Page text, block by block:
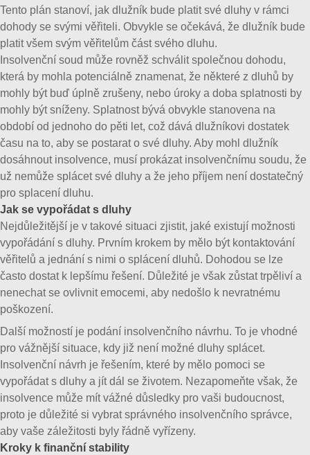
Tento plán stanoví, jak dlužník bude platit své dluhy v rámci
dohody se svými věřiteli. Obvykle se očekává, že dlužník bude
platit všem svým věřitelům část svého dluhu.
Insolvenční soud může rovněž schválit společnou dohodu,
která by mohla potenciálně znamenat, že některé z dluhů by
mohly být buď úplně zrušeny, nebo úroky a doba splatnosti by
mohly být sníženy. Splatnost bývá obvykle stanovena na
období od jednoho do pěti let, což dává dlužníkovi dostatek
času na to, aby se postarat o své dluhy. Aby mohl dlužník
dosáhnout insolvence, musí prokázat insolvenčnímu soudu, že
už nemůže splácet své dluhy a že jeho příjem není dostatečný
pro splacení dluhu.
Jak se vypořádat s dluhy
Nejdůležitější je v takové situaci zjistit, jaké existují možnosti
vypořádání s dluhy. Prvním krokem by mělo být kontaktování
věřitelů a jednání s nimi o splácení dluhů. Dohodou se lze
často dostat k lepšímu řešení. Důležité je však zůstat trpěliví a
nenechat se ovlivnit emocemi, aby nedošlo k nevratnému
poškození.
Další možností je podání insolvenčního návrhu. To je vhodné
pro vážnější situace, kdy již není možné dluhy splácet.
Insolvenční návrh je řešením, které by mělo pomoci se
vypořádat s dluhy a jít dál se životem. Nezapomeňte však, že
insolvence může mít vážné důsledky pro vaši budoucnost,
proto je důležité si vybrat správného insolvenčního správce,
aby vaše záležitosti byly řádně vyřízeny.
Kroky k finanční stability